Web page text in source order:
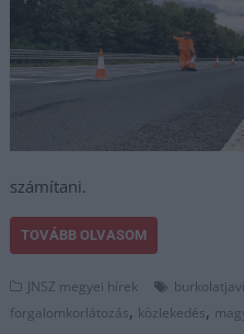
számítani.
TOVÁBB OLVASOM
JNSZ megyei hírek
forgalomkorlátozás, közlekedés,